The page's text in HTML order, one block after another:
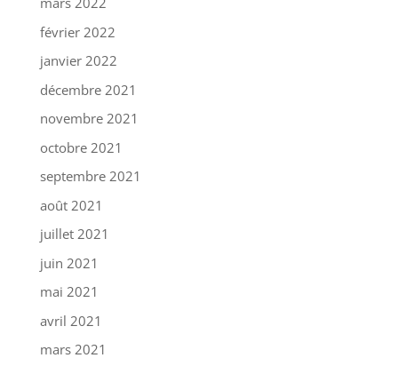
février 2022
janvier 2022
décembre 2021
novembre 2021
octobre 2021
septembre 2021
août 2021
juillet 2021
juin 2021
mai 2021
avril 2021
mars 2021